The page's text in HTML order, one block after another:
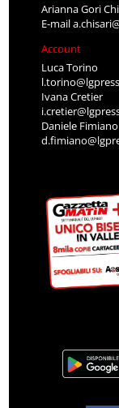
Arianna Gori
E-mail
Account
Luca Torino
Ivana Cretier
Daniele Fimiano